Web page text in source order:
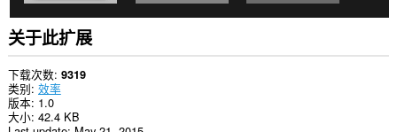
浏
览
活
动。
关于此扩展
下载次数 9319
类别 效率
版本 1.0
大小 42.4 KB